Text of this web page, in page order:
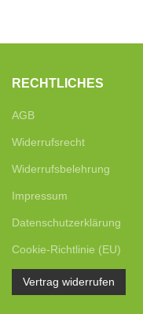
RECHTLICHES
AGB
Widerrufsrecht
Widerrufsbelehrung
Impressum
Datenschutzerklärung
Cookie-Richtlinie (EU)
Vertrag widerrufen